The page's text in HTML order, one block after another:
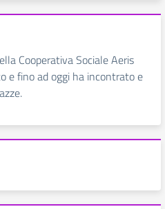
Cooperativa Sociale Aeris
e fino ad oggi ha incontrato e